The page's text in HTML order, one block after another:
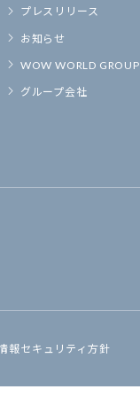
プレスリリース
お知らせ
WOW WORLD GROUP
グループ会社
報セキュリティ方針